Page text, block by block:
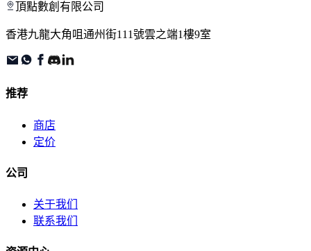
頂點數創有限公司
香港九龍大角咀通州街111號雲之端1樓9室
推荐
商店
定价
公司
关于我们
联系我们